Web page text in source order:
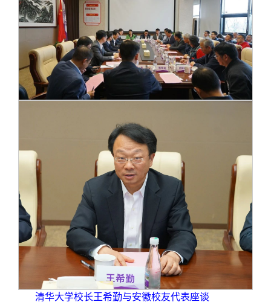
校友文苑
校友讲坛
校友视界
三创大赛
实用信息
会长致辞
总会章程
理事会名单
制度法规
联系我们
清华大学校长王希勤与安徽校友代表座谈